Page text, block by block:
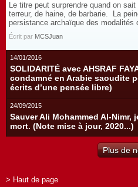
Le titre peut surprendre quand on
terreur, de haine, de barbarie. La
persistance archaïque des modalités
Écrit par MCSJuan
14/01/2016
SOLIDARITÉ avec AHSRAF
condamné en Arabie saoudite
écrits d’une pensée libre)
24/09/2015
Sauver Ali Mohammed Al-
mort. (Note mise à jour, 2020...)
Plus de
> Haut de page